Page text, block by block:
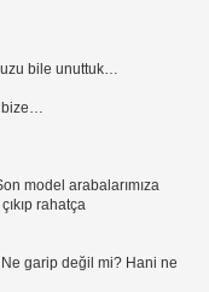
bile unuttuk…
bize…
model arabalarımıza
rahatça
garip değil mi? Hani ne